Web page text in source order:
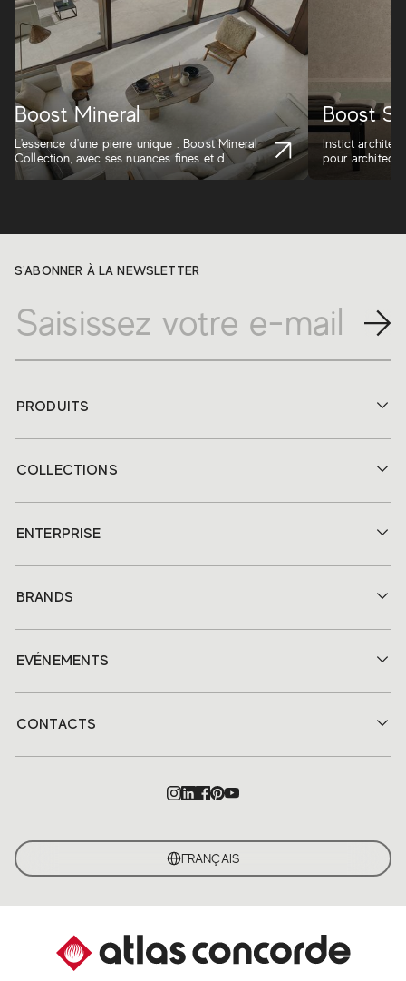
Boost Mineral
L'essence d'une pierre unique : Boost Mineral
Collection, avec ses nuances fines et d...
Boost
Instict
pour
S'ABONNER À LA NEWSLETTER
PRODUITS
COLLECTIONS
ENTERPRISE
BRANDS
EVÉNEMENTS
CONTACTS
FRANÇAIS